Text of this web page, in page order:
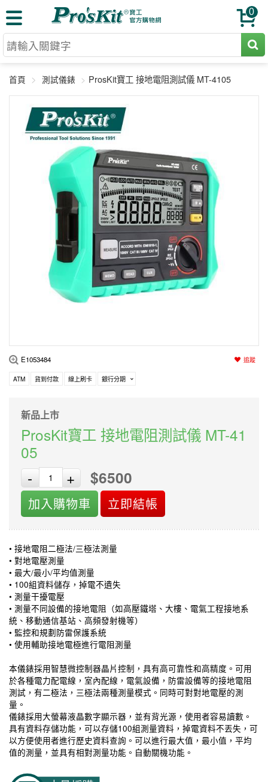
0
壓著鉗
起子工具
手鉗工具
放大工具
精密鑷子
綜合工具
電動工具
電磨/電鑽組
烙鐵頭
三用電錶
通訊儀器
環境儀錶
各式鉤錶
驗電筆
A+B 組合
初階款8+
中階款12＋
高階挑戰款
課程教材
編程系列
多合一系列
報價諮詢
訂單查詢
售後服務
聯絡客服
科玩補件
舊換新方案
新品上市
工具組合
家用網路
首頁 測試儀錶 ProsKit寶工 接地電阻測試儀 MT-4105
E1053484 追蹤
ATM 貨到付款 線上刷卡 銀行分期
新品上市
ProsKit寶工 接地電阻測試儀 MT-41
05
-
+ $6500
加入購物車 立即結帳
• 接地電阻二極法/三極法測量
• 對地電壓測量
• 最大/最小/平均值測量
• 100組資料儲存，掉電不遺失
• 測量干擾電壓
• 測量不同設備的接地電阻（如高壓鐵塔、大樓、電氣工程接地系
統、移動通信基站、高頻發射機等）
• 監控和規劃防雷保護系統
• 使用輔助接地電極進行電阻測量
本儀錶採用智慧微控制器晶片控制，具有高可靠性和高精度。可用
於各種電力配電線，室內配線，電氣設備，防雷設備等的接地電阻
測試，有二極法，三極法兩種測量模式。同時可對對地電壓的測
量。
儀錶採用大螢幕液晶數字顯示器，並有背光源，使用者容易讀數。
具有資料存儲功能，可以存儲100組測量資料，掉電資料不丟失，可
以方便使用者進行歷史資料查詢。可以進行最大值，最小值，平均
值的測量，並具有相對測量功能。自動關機功能。